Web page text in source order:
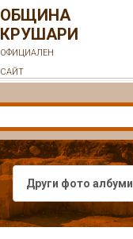
ОБЩИНА
КРУШАРИ
ОФИЦИАЛЕН
САЙТ
Други фото албуми